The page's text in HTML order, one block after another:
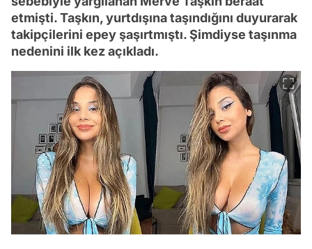
etmişti. Taşkın, yurtdışına taşındığını duyurarak
takipçilerini epey şaşırtmıştı. Şimdiyse taşınma
nedenini ilk kez açıkladı.